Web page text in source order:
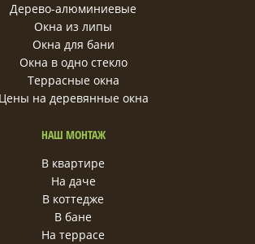
Дерево-алюминиевые
Окна из липы
Окна для бани
Окна в одно стекло
Террасные окна
Цены на деревянные окна
НАШ МОНТАЖ
В квартире
На даче
В коттедже
В бане
На террасе